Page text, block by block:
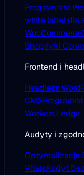
Programista
white label dla
WooCommerce
ShopifyAI
Frontend i
Headless
CMS
Workers i edge
Audyty i
Optymalizacja
VitalsAudyt